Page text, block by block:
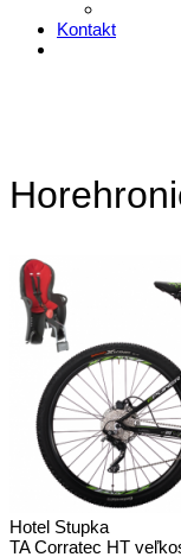
Kontakt
Hotel Stupka
TA Corratec HT